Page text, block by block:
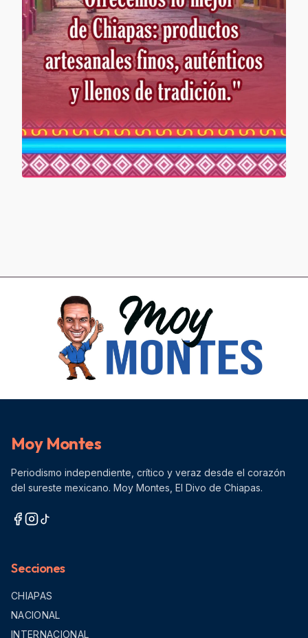
Moy Montes
Periodismo independiente, crítico y veraz desde el corazón
del sureste mexicano. Moy Montes, El Divo de Chiapas.
Secciones
CHIAPAS
NACIONAL
INTERNACIONAL